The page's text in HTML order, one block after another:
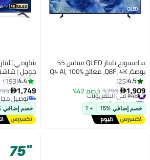
سامسونج تلفاز QLED مقاس 55
بوصة، Q8F، 4K، معالج Q4 AI، 100%
حجم اللون مع النقاط الكمومية،
AirSlim، محتوى مجاني غير محدود،
تلفاز ذكي Vision AI،
الإمارات)
4.5
25
1,909
3,299خصم 42% #48 في التلفزيونات
توصيل مجاني
#48 في التلفزيونات
خصم إضافي %15 + 1
تشطيب
عن بعد بلوتوث
4.4
193
1,749
توصيل
توصيل
خصم إضافي